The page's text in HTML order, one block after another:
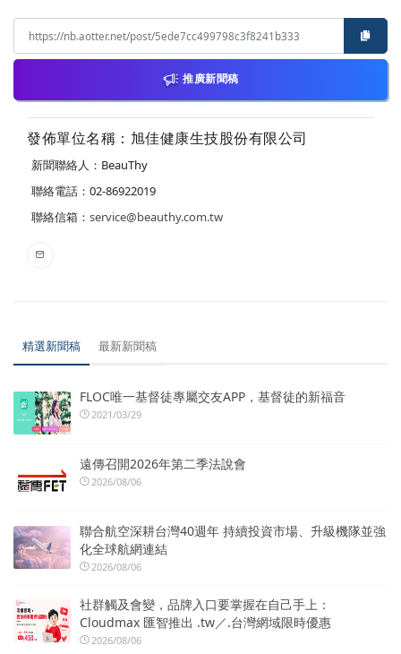
推廣新聞稿
發佈單位名稱：旭佳健康生技股份有限公司
新聞聯絡人：BeauThy
聯絡電話：02-86922019
聯絡信箱： service@beauthy.com.tw
精選新聞稿 最新新聞稿
FLOC唯一基督徒專屬交友APP，基督徒的新福音
2021/03/29
遠傳召開2026年第二季法說會
2026/08/06
聯合航空深耕台灣40週年 持續投資市場、升級機隊並強
化全球航網連結
2026/08/06
社群觸及會變，品牌入口要掌握在自己手上：
Cloudmax 匯智推出 .tw／.台灣網域限時優惠
2026/08/06